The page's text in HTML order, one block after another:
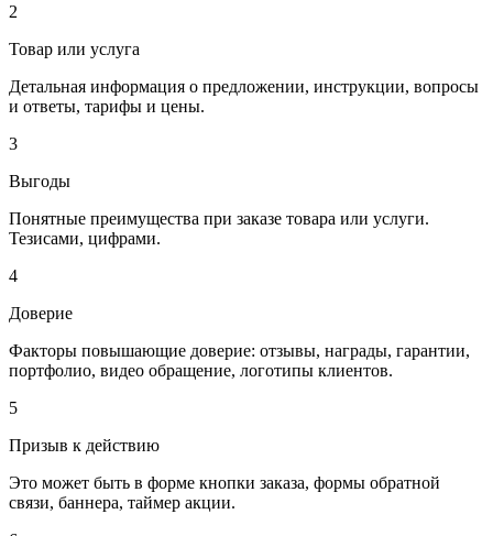
2
Товар или услуга
Детальная информация о предложении, инструкции, вопросы
и ответы, тарифы и цены.
3
Выгоды
Понятные преимущества при заказе товара или услуги.
Тезисами, цифрами.
4
Доверие
Факторы повышающие доверие: отзывы, награды, гарантии,
портфолио, видео обращение, логотипы клиентов.
5
Призыв к действию
Это может быть в форме кнопки заказа, формы обратной
связи, баннера, таймер акции.